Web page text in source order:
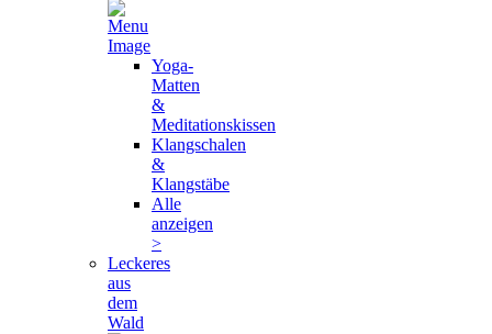
Yoga-
Matten
&
Meditationskissen
Klangschalen
&
Klangstäbe
Alle
anzeigen
>
Leckeres
aus
dem
Wald